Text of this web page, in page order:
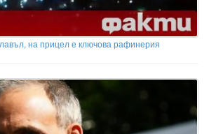
на прицел е ключова рафинерия